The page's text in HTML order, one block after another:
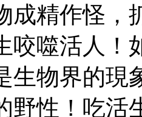
成精作怪，
咬噬活人！
生物界的現
野性！吃活